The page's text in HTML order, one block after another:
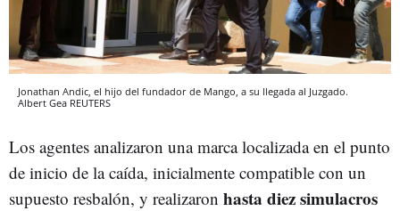
Jonathan Andic, el hijo del fundador de Mango, a su llegada al Juzgado.
Albert Gea REUTERS
Los agentes analizaron una marca localizada en el punto
de inicio de la caída, inicialmente compatible con un
supuesto resbalón, y realizaron hasta diez simulacros